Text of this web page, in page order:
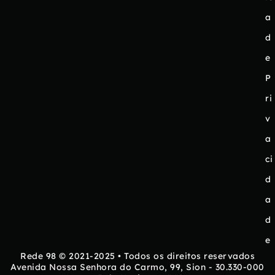
a
d
e
P
ri
v
a
ci
d
a
d
e
Rede 98 © 2021-2025 • Todos os direitos reservados
Avenida Nossa Senhora do Carmo, 99, Sion - 30.330-000